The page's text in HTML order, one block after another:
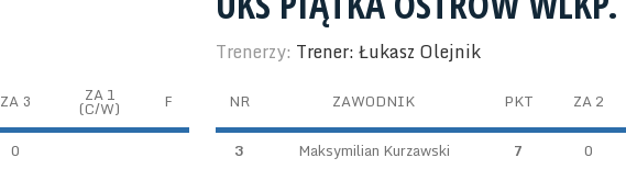
ZA 3 ZA 1
(C/W) F
0
Trenerzy: Trener: Łukasz Olejnik
NR ZAWODNIK PKT ZA 2
3 Maksymilian Kurzawski 7 0